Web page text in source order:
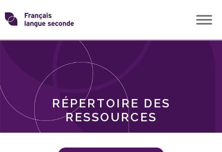
Skip
toTransformons
langue
RÉPERTOIRE DES
RESSOURCES
THÈMES